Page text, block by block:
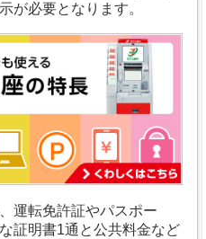
が必要となります。
運転免許証やパスポー
証明書1通と公共料金など